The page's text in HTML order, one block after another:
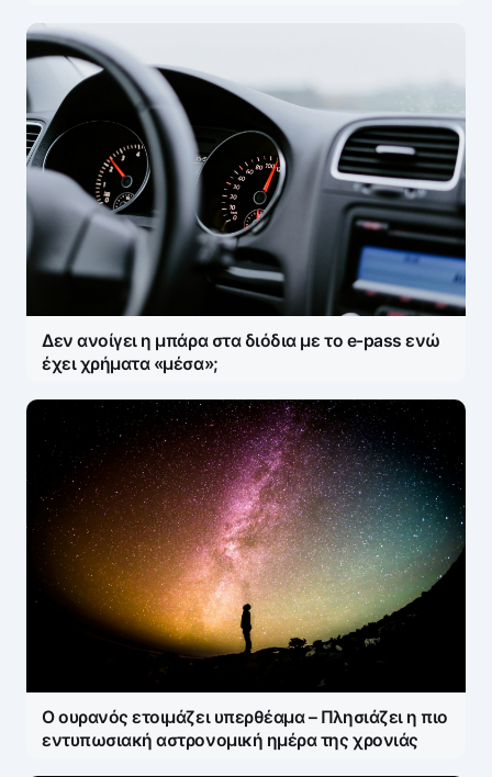
Δεν ανοίγει η μπάρα στα διόδια με το e-pass ενώ
έχει χρήματα «μέσα»;
Ο ουρανός ετοιμάζει υπερθέαμα – Πλησιάζει η πιο
εντυπωσιακή αστρονομική ημέρα της χρονιάς